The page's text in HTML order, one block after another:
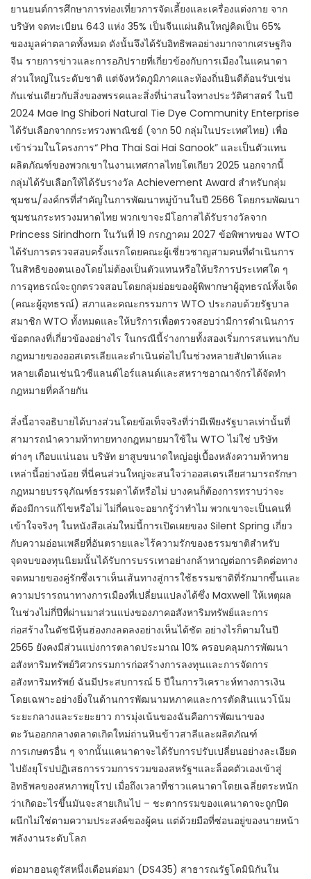
ยานยนต์การศึกษาการท่องเที่ยวการจัดเลี้ยงและเครื่องแต่งกาย จาก
บริษัท จดทะเบียน 643 แห่ง 35% เป็นจีนแผ่นดินใหญ่คิดเป็น 65%
ของมูลค่าตลาดทั้งหมด ดังนั้นจึงได้รับอิทธิพลอย่างมากจากเศรษฐกิจ
จีน รายการข่าวและการอภิปรายที่เกี่ยวข้องกับการเมืองในแคนาดา
ส่วนใหญ่ในระดับชาติ แต่จังหวัดภูมิภาคและท้องถิ่นยินดีต้อนรับเช่น
กันเช่นเดียวกับสิ่งของพรรคและสิ่งที่น่าสนใจทางประวัติศาสตร์ ในปี
2024 Mae Ing Shibori Natural Tie Dye Community Enterprise
ได้รับเลือกจากกระทรวงพาณิชย์ (จาก 50 กลุ่มในประเทศไทย) เพื่อ
เข้าร่วมในโครงการ“ Pha Thai Sai Hai Sanook” และเป็นตัวแทน
ผลิตภัณฑ์ของพวกเขาในงานเทศกาลไทยโตเกียว 2025 นอกจากนี้
กลุ่มได้รับเลือกให้ได้รับรางวัล Achievement Award สำหรับกลุ่ม
ชุมชน/องค์กรที่สำคัญในการพัฒนาหมู่บ้านในปี 2566 โดยกรมพัฒนา
ชุมชนกระทรวงมหาดไทย พวกเขาจะมีโอกาสได้รับรางวัลจาก
Princess Sirindhorn ในวันที่ 19 กรกฎาคม 2027 ข้อพิพาทของ WTO
ได้รับการตรวจสอบครั้งแรกโดยคณะผู้เชี่ยวชาญสามคนที่ดำเนินการ
ในสิทธิของตนเองโดยไม่ต้องเป็นตัวแทนหรือให้บริการประเทศใด ๆ
การอุทธรณ์จะถูกตรวจสอบโดยกลุ่มย่อยของผู้พิพากษาผู้อุทธรณ์ทั้งเจ็ด
(คณะผู้อุทธรณ์) สภาและคณะกรรมการ WTO ประกอบด้วยรัฐบาล
สมาชิก WTO ทั้งหมดและให้บริการเพื่อตรวจสอบว่ามีการดำเนินการ
ข้อตกลงที่เกี่ยวข้องอย่างไร ในกรณีนี้ร่างกายทั้งสองเริ่มการสนทนากับ
กฎหมายของออสเตรเลียและดำเนินต่อไปในช่วงหลายสัปดาห์และ
หลายเดือนเช่นนิวซีแลนด์ไอร์แลนด์และสหราชอาณาจักรได้จัดทำ
กฎหมายที่คล้ายกัน
สิ่งนี้อาจอธิบายได้บางส่วนโดยข้อเท็จจริงที่ว่ามีเพียงรัฐบาลเท่านั้นที่
สามารถนำความท้าทายทางกฎหมายมาใช้ใน WTO ไม่ใช่ บริษัท
ต่างๆ เกือบแน่นอน บริษัท ยาสูบขนาดใหญ่อยู่เบื้องหลังความท้าทาย
เหล่านี้อย่างน้อย ที่นี่คนส่วนใหญ่จะสนใจว่าออสเตรเลียสามารถรักษา
กฎหมายบรรจุภัณฑ์ธรรมดาได้หรือไม่ บางคนก็ต้องการทราบว่าจะ
ต้องมีการแก้ไขหรือไม่ ไม่กี่คนจะอยากรู้ว่าทำไม พวกเขาจะเป็นคนที่
เข้าใจจริงๆ ในหนังสือเล่มใหม่นี้การเปิดเผยของ Silent Spring เกี่ยว
กับความอ่อนเพลียที่อันตรายและไร้ความรักของธรรมชาติสำหรับ
จุดจบของทุนนิยมนั้นได้รับการบรรเทาอย่างกล้าหาญต่อการติดต่อทาง
จดหมายของคู่รักซึ่งเราเห็นเส้นทางสู่การใช้ธรรมชาติที่รักมากขึ้นและ
ความปรารถนาทางการเมืองที่เปลี่ยนแปลงได้ซึ่ง Maxwell ให้เหตุผล
ในช่วงไม่กี่ปีที่ผ่านมาส่วนแบ่งของภาคอสังหาริมทรัพย์และการ
ก่อสร้างในดัชนีหุ้นฮ่องกงลดลงอย่างเห็นได้ชัด อย่างไรก็ตามในปี
2565 ยังคงมีส่วนแบ่งการตลาดประมาณ 10% ครอบคลุมการพัฒนา
อสังหาริมทรัพย์วิศวกรรมการก่อสร้างการลงทุนและการจัดการ
อสังหาริมทรัพย์ ฉันมีประสบการณ์ 5 ปีในการวิเคราะห์ทางการเงิน
โดยเฉพาะอย่างยิ่งในด้านการพัฒนามหภาคและการตัดสินแนวโน้ม
ระยะกลางและระยะยาว การมุ่งเน้นของฉันคือการพัฒนาของ
ตะวันออกกลางตลาดเกิดใหม่ถ่านหินข้าวสาลีและผลิตภัณฑ์
การเกษตรอื่น ๆ จากนั้นแคนาดาจะได้รับการปรับเปลี่ยนอย่างละเอียด
ไปยังยุโรปปฏิเสธการรวมการรวมของสหรัฐฯและล็อคตัวเองเข้าสู่
อิทธิพลของสหภาพยุโรป เมื่อถึงเวลาที่ชาวแคนาดาโดยเฉลี่ยตระหนัก
ว่าเกิดอะไรขึ้นมันจะสายเกินไป – ชะตากรรมของแคนาดาจะถูกปิด
ผนึกไม่ใช่ตามความประสงค์ของผู้คน แต่ด้วยมือที่ซ่อนอยู่ของนายหน้า
พลังงานระดับโลก
ต่อมาฮอนดูรัสหนึ่งเดือนต่อมา (DS435) สาธารณรัฐโดมินิกันใน